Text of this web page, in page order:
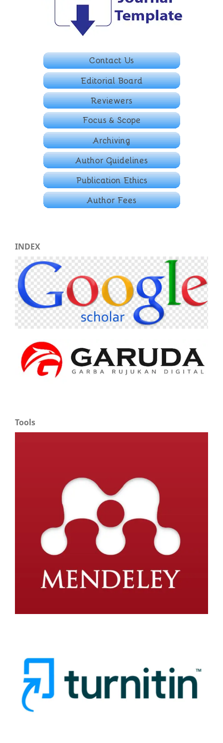
INDEX
Tools